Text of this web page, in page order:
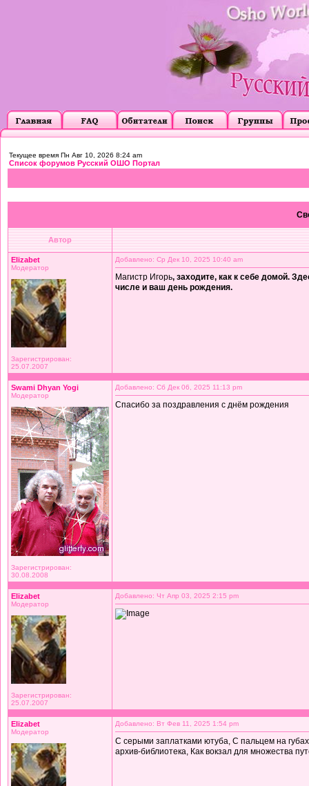
Текущее время Пн Авг 10, 2026 8:24 am
Список форумов Русский ОШО Портал
Автор
Elizabet
Модератор
Зарегистрирован:
25.07.2007
Добавлено: Ср Дек 10, 2025 10:40 am
Магистр Игорь, заходите, как к себе домой.
числе и ваш день рождения.
Swami Dhyan Yogi
Модератор
Зарегистрирован:
30.08.2008
Добавлено: Сб Дек 06, 2025 11:13 pm
Спасибо за поздравления с днём рождения
Elizabet
Модератор
Зарегистрирован:
25.07.2007
Добавлено: Чт Апр 03, 2025 2:15 pm
Elizabet
Модератор
Добавлено: Вт Фев 11, 2025 1:54 pm
С серыми заплатками ютуба, С пальцем на
архив-библиотека, Как вокзал для множества